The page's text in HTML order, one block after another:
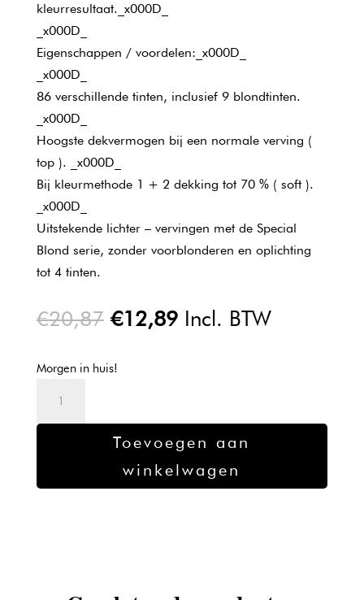
kleurresultaat._x000D_
_x000D_
Eigenschappen / voordelen:_x000D_
_x000D_
86 verschillende tinten, inclusief 9 blondtinten.
_x000D_
Hoogste dekvermogen bij een normale verving (
top ). _x000D_
Bij kleurmethode 1 + 2 dekking tot 70 % ( soft ).
_x000D_
Uitstekende lichter – vervingen met de Special
Blond serie, zonder voorblonderen en oplichting
tot 4 tinten.
€20,87 Oorspronkelijke
was:
€12,89Huidige
Incl. BTW
Morgen in huis!
Toevoegen aan
winkelwagen